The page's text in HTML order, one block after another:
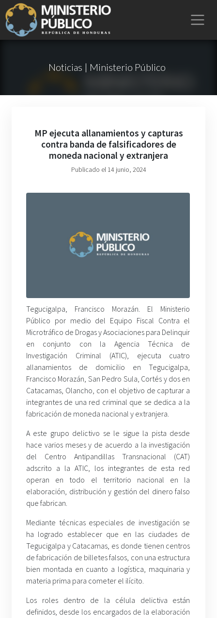
Noticias | Ministerio Público
MP ejecuta allanamientos y capturas
contra banda de falsificadores de
moneda nacional y extranjera
Publicado el 14 junio, 2024
Tegucigalpa, Francisco Morazán. El Ministerio
Público por medio del Equipo Fiscal Contra el
Microtráfico de Drogas y Asociaciones para Delinquir
en conjunto con la Agencia Técnica de
Investigación Criminal (ATIC), ejecuta cuatro
allanamientos de domicilio en Tegucigalpa,
Francisco Morazán, San Pedro Sula, Cortés y dos en
Catacamas, Olancho, con el objetivo de capturar a
integrantes de una red criminal que se dedica a la
fabricación de moneda nacional y extranjera.
A este grupo delictivo se le sigue la pista desde
hace varios meses y de acuerdo a la investigación
del Centro Antipandillas Transnacional (CAT)
adscrito a la ATIC, los integrantes de esta red
operan en todo el territorio nacional en la
elaboración, distribución y gestión del dinero falso
que fabrican.
Mediante técnicas especiales de investigación se
ha logrado establecer que en las ciudades de
Tegucigalpa y Catacamas, es donde tienen centros
de fabricación de billetes falsos, con una estructura
bien montada en cuanto a logística, maquinaria y
materia prima para cometer el ilícito.
Los roles dentro de la célula delictiva están
definidos, desde los encargados de la elaboración